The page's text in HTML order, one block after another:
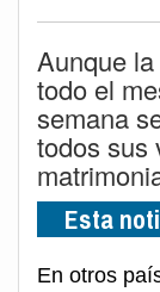
Aunque
todo el
semana
todos sus
Esta
En otros